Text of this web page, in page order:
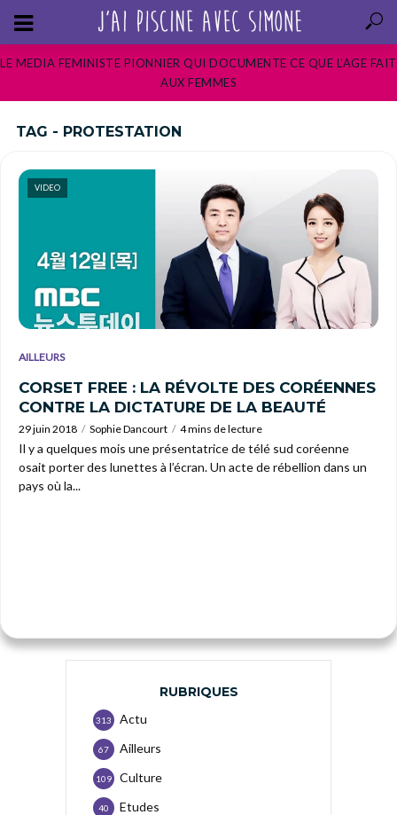
LE MEDIA FEMINISTE PIONNIER QUI DOCUMENTE CE QUE L’AGE FAIT
AUX FEMMES
TAG - PROTESTATION
VIDEO
AILLEURS
CORSET FREE : LA RÉVOLTE DES CORÉENNES
CONTRE LA DICTATURE DE LA BEAUTÉ
29 juin 2018 Sophie Dancourt 4 mins de lecture
Il y a quelques mois une présentatrice de télé sud coréenne
osait porter des lunettes à l’écran. Un acte de rébellion dans un
pays où la...
RUBRIQUES
Actu
313
Ailleurs
67
Culture
109
Etudes
40